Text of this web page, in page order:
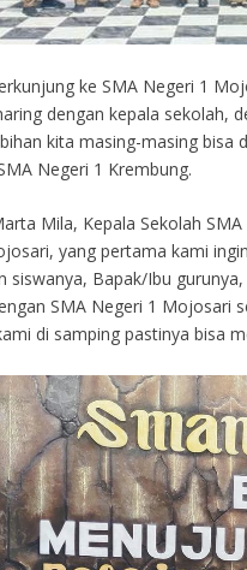
ke SMA Negeri 1
dengan kepala sekolah,
kita masing-masing
Negeri 1 Krembung.
Mila, Kepala Sekolah
yang pertama kami
Bapak/Ibu
SMA Negeri 1 Mojosari
di samping pastinya bisa